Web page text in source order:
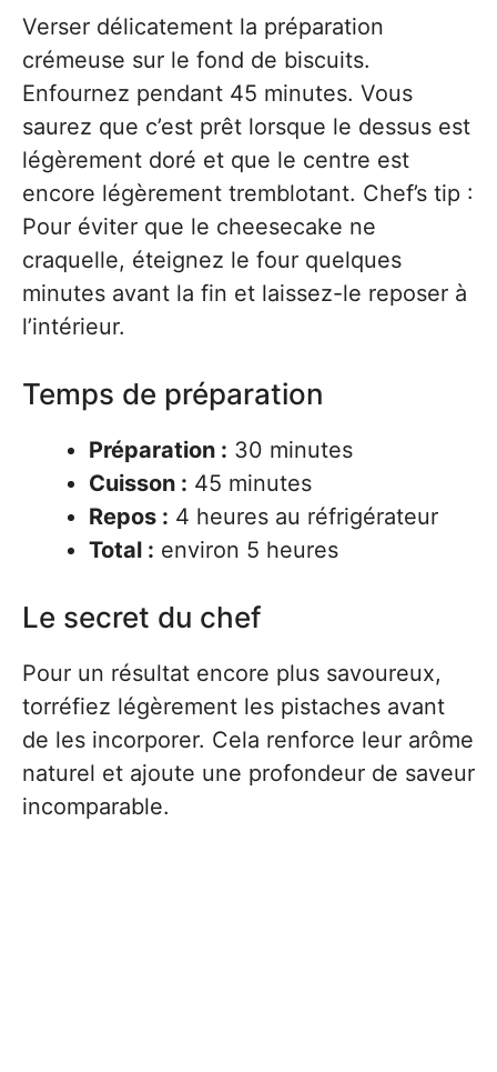
Verser délicatement la préparation
crémeuse sur le fond de biscuits.
Enfournez pendant 45 minutes. Vous
saurez que c’est prêt lorsque le dessus est
légèrement doré et que le centre est
encore légèrement tremblotant. Chef’s tip :
Pour éviter que le cheesecake ne
craquelle, éteignez le four quelques
minutes avant la fin et laissez-le reposer à
l’intérieur.
Temps de préparation
Préparation : 30 minutes
Cuisson : 45 minutes
Repos : 4 heures au réfrigérateur
Total : environ 5 heures
Le secret du chef
Pour un résultat encore plus savoureux,
torréfiez légèrement les pistaches avant
de les incorporer. Cela renforce leur arôme
naturel et ajoute une profondeur de saveur
incomparable.